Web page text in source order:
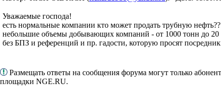
Уважаемые господа!
есть нормальные компании кто может продать трубную нефть??
небольшие объемы добывающих компаний - от 1000 тонн до 20
без БПЗ и референций и пр. гадости, которую просят
Размещать ответы на сообщения форума могут только
площадки NGE.RU.